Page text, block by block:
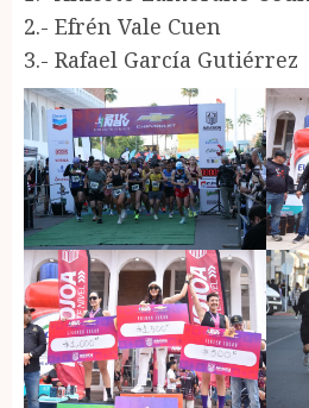
2.- Efrén Vale Cuen
3.- Rafael García Gutiérrez